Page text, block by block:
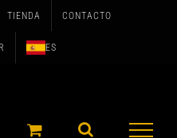
TIENDA CONTACTO
ES